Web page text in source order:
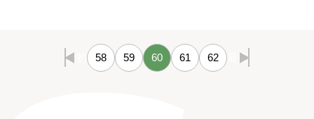
最初 58 59 60 61 62 最後